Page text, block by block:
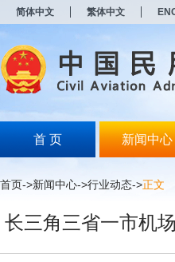
简体中文 繁体中文
首 页 新闻中心
首页->新闻中心->行业动态->正文
长三角三省一市机
打
开
无
障
说
按
Alt
波
浪